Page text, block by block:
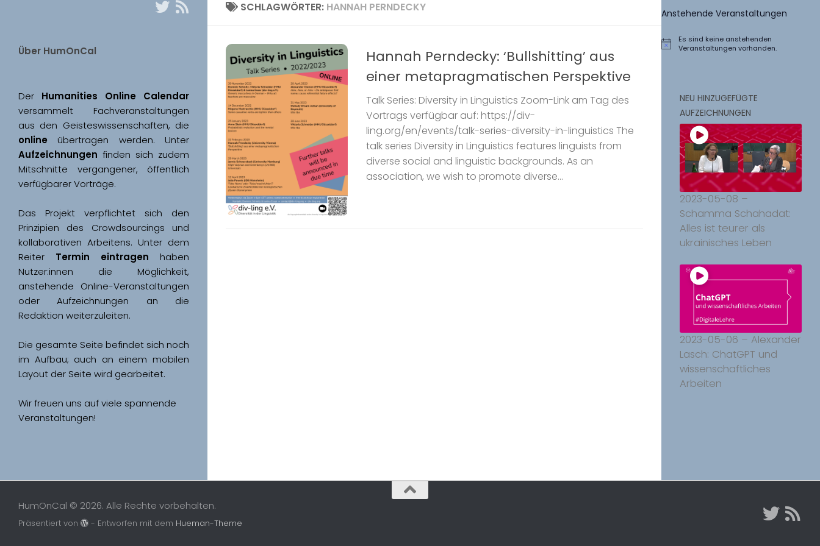
SCHLAGWÖRTER: HANNAH PERNDECKY
Hannah Perndecky: ‘Bullshitting’ aus
einer metapragmatischen Perspektive
Talk Series: Diversity in Linguistics Zoom-Link am Tag des
Vortrags verfügbar auf: https://div-
ling.org/en/events/talk-series-diversity-in-linguistics The
talk series Diversity in Linguistics features linguists from
diverse social and linguistic backgrounds. As an
association, we wish to promote diverse...
Über HumOnCal
Der
versammelt Fachveranstaltungen
online
Aufzeichnungen finden sich zudem
Mitschnitte vergangener, öffentlich
Das Projekt verpflichtet sich den
Prinzipien des Crowdsourcings und
kollaborativen Arbeitens. Unter dem
Reiter Termin eintragen haben
Nutzer:innen die Möglichkeit,
anstehende Online-Veranstaltungen
oder Aufzeichnungen an die
Redaktion weiterzuleiten.
Die gesamte Seite befindet sich noch
im Aufbau; auch an einem mobilen
Wir freuen uns auf viele spannende
Veranstaltungen!
Anstehende Veranstaltungen
Hinweis
Es sind keine anstehenden
Veranstaltungen vorhanden.
NEU HINZUGEFÜGTE
AUFZEICHNUNGEN
2023-05-08 –
Schamma Schahadat:
Alles ist teurer als
ukrainisches Leben
2023-05-06 – Alexander
Lasch: ChatGPT und
wissenschaftliches
Arbeiten
HumOnCal © 2026. Alle Rechte vorbehalten.
Präsentiert von - Entworfen mit dem Hueman-Theme